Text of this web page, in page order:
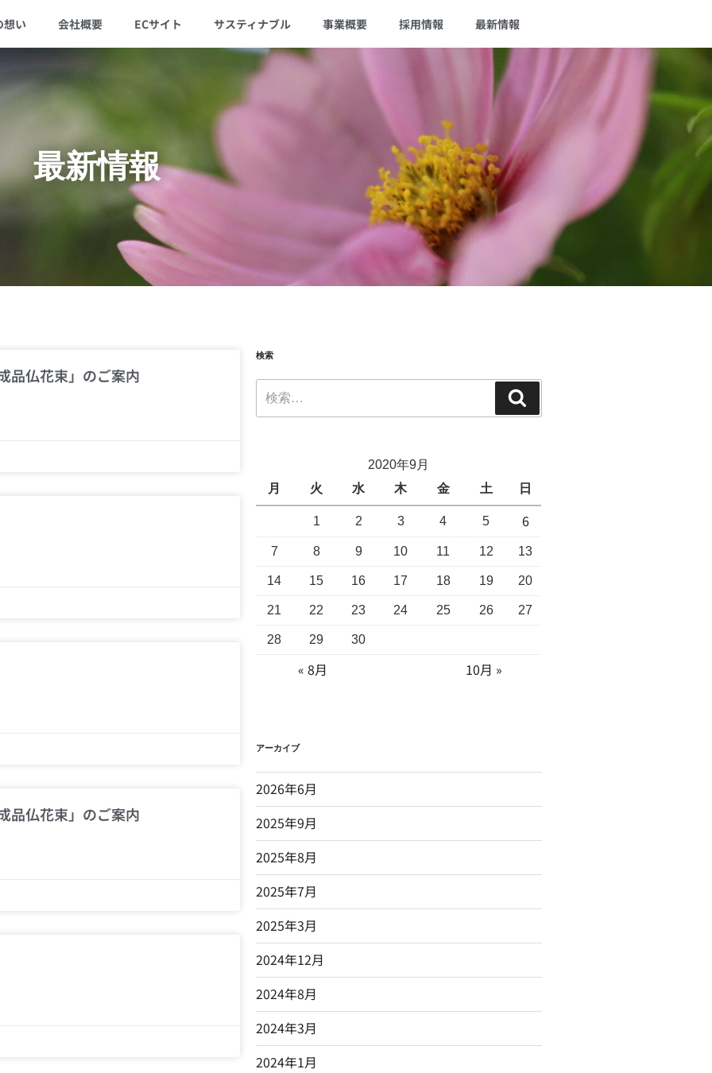
想い 会社概要 ECサイト サスティナブル 事業概要 採用情報 最新情報
最新情報
品仏花束」のご案内
品仏花束」のご案内
検索
2020年9月
月
火 水 木 金 土 日
1 2 3 4 5 6
7 8 9 10 11 12 13
14 15 16 17 18 19 20
21 22 23 24 25 26 27
28 29 30
« 8月 10月 »
アーカイブ
2026年6月
2025年9月
2025年8月
2025年7月
2025年3月
2024年12月
2024年8月
2024年3月
2024年1月